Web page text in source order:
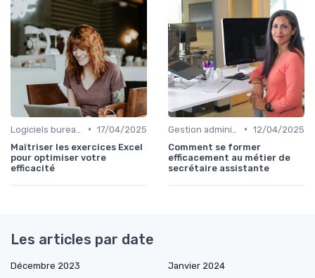
• 17/04/2025
Maîtriser les exercices Excel
pour optimiser votre
efficacité
• 12/04/2025
Comment se former
efficacement au métier de
secrétaire assistante
Les articles par date
Décembre 2023
Janvier 2024